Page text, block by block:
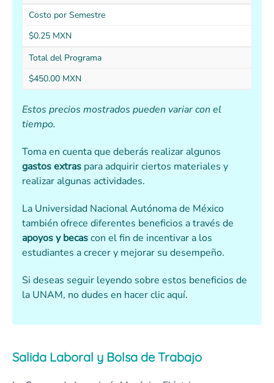
Costo por Semestre
$0.25 MXN
Total del Programa
$450.00 MXN
Estos precios mostrados pueden variar con el
tiempo.
Toma en cuenta que deberás realizar algunos
gastos extras para adquirir ciertos materiales y
realizar algunas actividades.
La Universidad Nacional Autónoma de México
también ofrece diferentes beneficios a través de
apoyos y becascon el fin de incentivar a los
estudiantes a crecer y mejorar su desempeño.
Si deseas seguir leyendo sobre estos beneficios de
la UNAM, no dudes en hacer clic aquí.
Salida Laboral y Bolsa de Trabajo